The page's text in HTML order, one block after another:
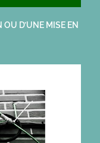
D’UNE MISE EN